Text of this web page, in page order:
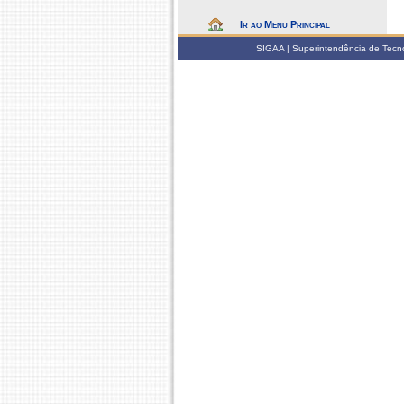
Ir ao Menu Principal
SIGAA | Superintendência de